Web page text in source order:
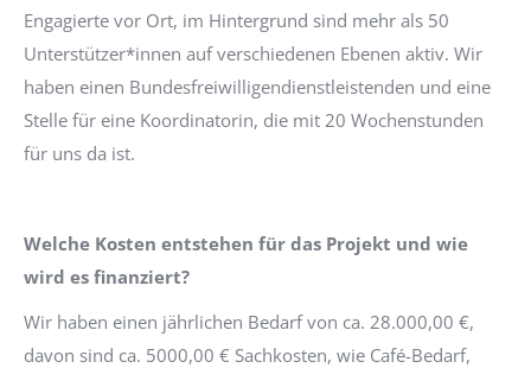
Engagierte vor Ort, im Hintergrund sind mehr als 50
Unterstützer*innen auf verschiedenen Ebenen aktiv. Wir
haben einen Bundesfreiwilligendienstleistenden und eine
Stelle für eine Koordinatorin, die mit 20 Wochenstunden
für uns da ist.
Welche Kosten entstehen für das Projekt und wie
wird es finanziert?
Wir haben einen jährlichen Bedarf von ca. 28.000,00 €,
davon sind ca. 5000,00 € Sachkosten, wie Café-Bedarf,